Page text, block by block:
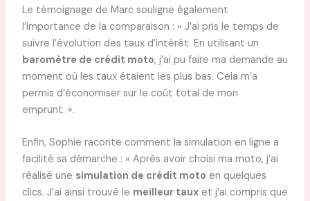
Le témoignage de Marc souligne également
l’importance de la comparaison : « J’ai pris le temps de
suivre l’évolution des taux d’intérêt. En utilisant un
baromètre de crédit moto, j’ai pu faire ma demande au
moment où les taux étaient les plus bas. Cela m’a
permis d’économiser sur le coût total de mon
emprunt. ».
Enfin, Sophie raconte comment la simulation en ligne a
facilité sa démarche : « Après avoir choisi ma moto, j’ai
réalisé une simulation de crédit moto en quelques
clics. J’ai ainsi trouvé le meilleur tauxet j’ai compris que